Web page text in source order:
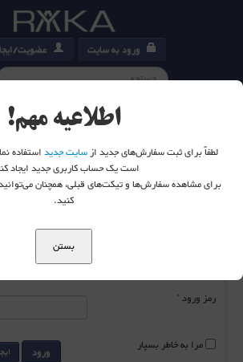
ورود به سایت عضویت/
کارت خرید
شما اینجا هستید:خانه ورود به سایت
رمز ورود *
مرا به خاطر بسپار ورود
اطلاعیه مهم!
لطفاً برای ثبت سفارش‌های جدید ازسایت جدیداستفاده
است یک حساب کاربری جدید ایجاد
برای مشاهده سفارش‌ها و تیکت‌های قبلی، همچنان
کنید.
بستن